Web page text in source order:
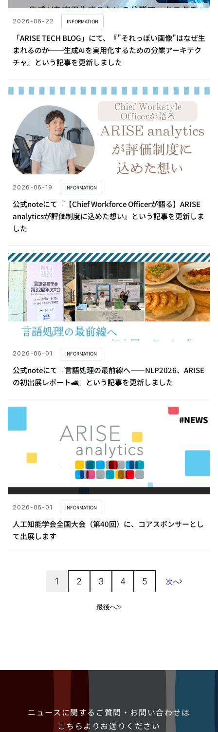
2026-06-22 INFORMATION
「ARISE TECH BLOG」にて、『"それっぽい画像"はなぜ生
まれるのか──生成AIを実用化するための分業アーキテク
チャ』という記事を更新しました
2026-06-19 INFORMATION
公式noteにて『【Chief Workforce Officerが語る】ARISE
analyticsが評価制度に込めた想い』という記事を更新しま
した
2026-06-01 INFORMATION
公式noteにて『言語処理の最前線へ——NLP2026、ARISE
の初出展レポート🚄』という記事を更新しました
2026-06-01 INFORMATION
人工知能学会全国大会（第40回）に、コアスポンサーとし
て出展します
1 2 3 4 5 次へ
最後へ
ニュースに関するご質問・お問い合わせは
こちらよりお送りください